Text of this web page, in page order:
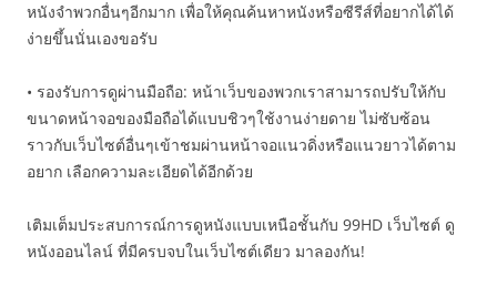
หนังจำพวกอื่นๆอีกมาก เพื่อให้คุณค้นหาหนังหรือซีรีส์ที่อยากได้ได้
ง่ายขึ้นนั่นเองขอรับ
• รองรับการดูผ่านมือถือ: หน้าเว็บของพวกเราสามารถปรับให้กับ
ขนาดหน้าจอของมือถือได้แบบชิวๆใช้งานง่ายดาย ไม่ซับซ้อน
ราวกับเว็บไซต์อื่นๆเข้าชมผ่านหน้าจอแนวดิ่งหรือแนวยาวได้ตาม
อยาก เลือกความละเอียดได้อีกด้วย
เติมเต็มประสบการณ์การดูหนังแบบเหนือชั้นกับ 99HD เว็บไซต์ ดู
หนังออนไลน์ ที่มีครบจบในเว็บไซต์เดียว มาลองกัน!